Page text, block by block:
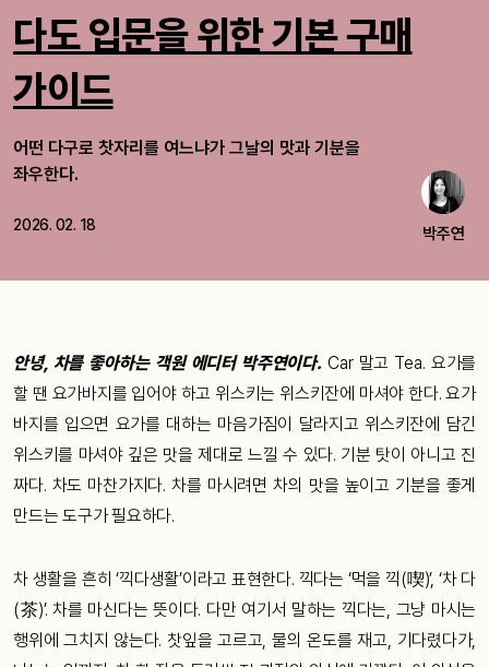
다도 입문을 위한 기본 구매
가이드
어떤 다구로 찻자리를 여느냐가 그날의 맛과 기분을
좌우한다.
2026. 02. 18 박주연
안녕, 차를 좋아하는 객원 에디터 박주연이다. Car 말고 Tea. 요가를
할 땐 요가바지를 입어야 하고 위스키는 위스키잔에 마셔야 한다. 요가
바지를 입으면 요가를 대하는 마음가짐이 달라지고 위스키잔에 담긴
위스키를 마셔야 깊은 맛을 제대로 느낄 수 있다. 기분 탓이 아니고 진
짜다. 차도 마찬가지다. 차를 마시려면 차의 맛을 높이고 기분을 좋게
만드는 도구가 필요하다.
차 생활을 흔히 ‘끽다생활’이라고 표현한다. 끽다는 ‘먹을 끽(喫)’, ‘차 다
(茶)’. 차를 마신다는 뜻이다. 다만 여기서 말하는 끽다는, 그냥 마시는
행위에 그치지 않는다. 찻잎을 고르고, 물의 온도를 재고, 기다렸다가,